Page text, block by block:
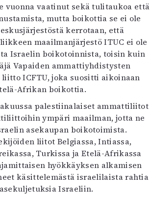
vuonna vaatinut sekä tulitaukoa että
mutta boikottia se ei ole
kerrotaan, että
maailmanjärjestö ITUC ei ole
Israelin boikotoinnista, toisin kuin
Vapaiden ammattiyhdistysten
ICFTU, joka suositti aikoinaan
Afrikan boikottia.
palestiinalaiset ammattiliitot
ympäri maailman, jotta ne
asekaupan boikotoimista.
liitot Belgiassa, Intiassa,
Turkissa ja Etelä-Afrikassa
hyökkäyksen alkamisen
käsittelemästä israelilaista rahtia
Israeliin.